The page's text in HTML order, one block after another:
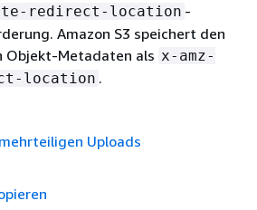
redirect-location -
Amazon S3 speichert den
Objekt-Metadaten als x-amz-
location .
Uploads